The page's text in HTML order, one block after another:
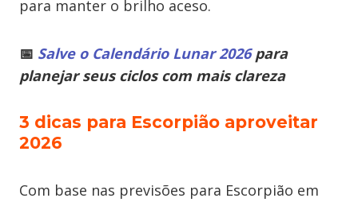
para manter o brilho aceso.
📅 Salve o Calendário Lunar 2026para
planejar seus ciclos com mais clareza
3 dicas para Escorpião aproveitar
2026
Com base nas previsões para Escorpião em